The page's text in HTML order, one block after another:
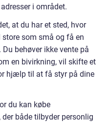
i området.
at du har et sted, hvor
som små og få en
behøver ikke vente på
en bivirkning, vil skifte et
hjælp til at få styr på dine
du kan købe
, der både tilbyder personlig